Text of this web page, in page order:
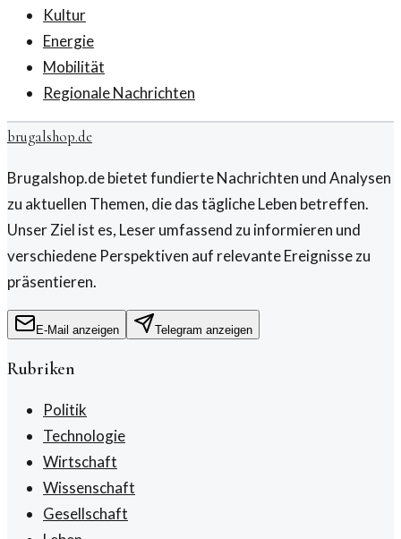
Kultur
Energie
Mobilität
Regionale Nachrichten
brugalshop.de
Brugalshop.de bietet fundierte Nachrichten und Analysen
zu aktuellen Themen, die das tägliche Leben betreffen.
Unser Ziel ist es, Leser umfassend zu informieren und
verschiedene Perspektiven auf relevante Ereignisse zu
präsentieren.
E-Mail anzeigen Telegram anzeigen
Rubriken
Politik
Technologie
Wirtschaft
Wissenschaft
Gesellschaft